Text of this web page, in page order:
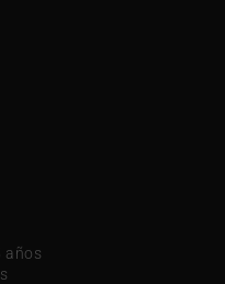
años